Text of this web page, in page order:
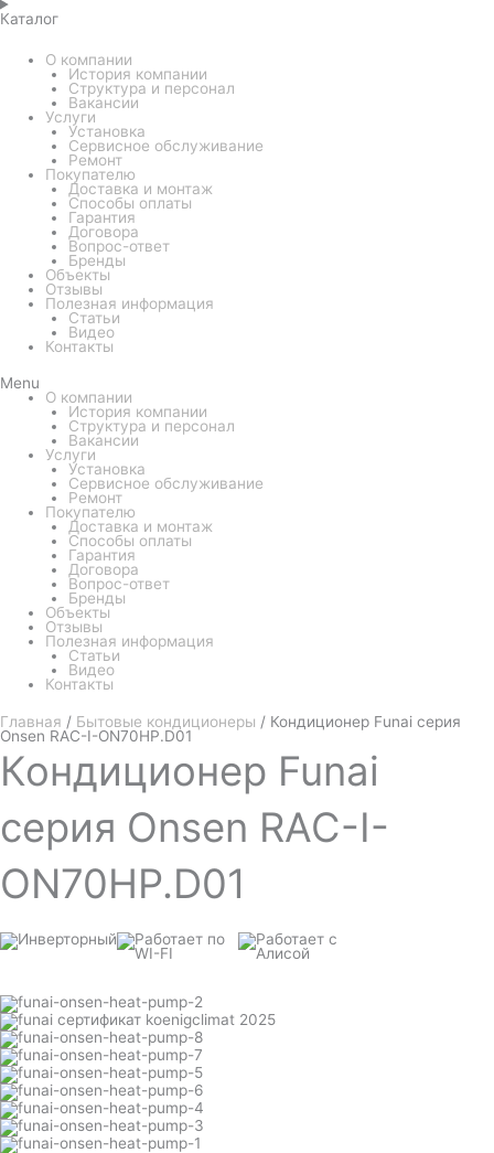
Каталог
О компании
История компании
Структура и персонал
Вакансии
Услуги
Установка
Сервисное обслуживание
Ремонт
Покупателю
Доставка и монтаж
Способы оплаты
Гарантия
Договора
Вопрос-ответ
Бренды
Объекты
Отзывы
Полезная информация
Статьи
Видео
Контакты
Menu
О компании
История компании
Структура и персонал
Вакансии
Услуги
Установка
Сервисное обслуживание
Ремонт
Покупателю
Доставка и монтаж
Способы оплаты
Гарантия
Договора
Вопрос-ответ
Бренды
Объекты
Отзывы
Полезная информация
Статьи
Видео
Контакты
Главная / Бытовые кондиционеры / Кондиционер Funai серия
Onsen RAC-I-ON70HP.D01
Кондиционер Funai
серия Onsen RAC-I-
ON70HP.D01